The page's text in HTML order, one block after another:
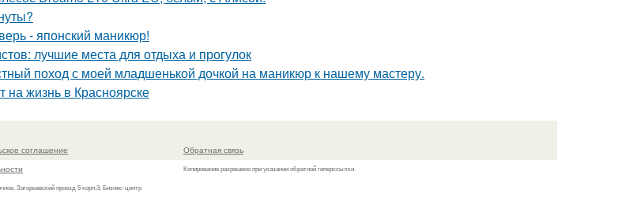
- японский маникюр!
лучшие места для отдыха и прогулок
поход с моей младшенькой дочкой на маникюр к нашему мастеру.
на жизнь в Красноярске
соглашение
Загорьевский проезд 5 корп.3, Бизнес-центр
Обратная связь
Копирование разрешено при указании обратной гиперссылки.